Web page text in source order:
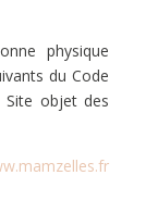
physique
du Code
objet des